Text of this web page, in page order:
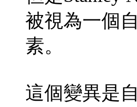
被視為一個
素。
這個變異是